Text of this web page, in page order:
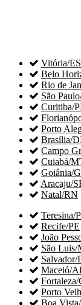
 Vitória/ES
 Belo
 Rio de
 São
 Curitiba/

 Porto
 Brasília/
 Campo
 Cuiabá/
 Goiânia/
 Aracaju/
 Natal/RN
 Teresina/
 Recife/PE
 João
 São Luis/
 Salvador/
 Maceió/
 Fortaleza/
 Porto
 Boa